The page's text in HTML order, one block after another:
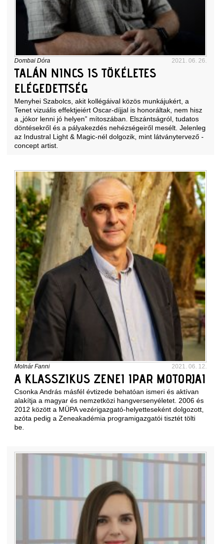
Dombai Dóra 2021. 06. 26.
TALÁN NINCS IS TÖKÉLETES
ELÉGEDETTSÉG
Menyhei Szabolcs, akit kollégáival közös munkájukért, a
Tenet vizuális effektjeiért Oscar-díjjal is honoráltak, nem hisz
a „jókor lenni jó helyen” mítoszában. Elszántságról, tudatos
döntésekről és a pályakezdés nehézségeiről mesélt. Jelenleg
az Industral Light & Magic-nél dolgozik, mint látványtervező -
concept artist.
Molnár Fanni 2021. 06. 12.
A KLASSZIKUS ZENEI IPAR MOTORJAI
Csonka András másfél évtizede behatóan ismeri és aktívan
alakítja a magyar és nemzetközi hangversenyéletet. 2006 és
2012 között a MÜPA vezérigazgató-helyetteseként dolgozott,
azóta pedig a Zeneakadémia programigazgatói tisztét tölti
be.